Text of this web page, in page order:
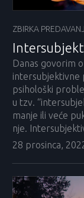
ZBIRKA
Danas govorim
intersubjektivne
psihološki
u tzv.
manje ili veće
nje.
28 prosinca,